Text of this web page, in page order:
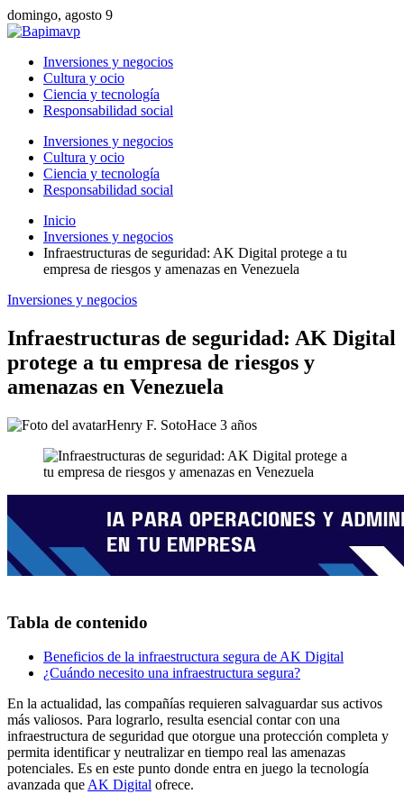
domingo, agosto 9
Inversiones y negocios
Cultura y ocio
Ciencia y tecnología
Responsabilidad social
Inversiones y negocios
Cultura y ocio
Ciencia y tecnología
Responsabilidad social
Inicio
Inversiones y negocios
Infraestructuras de seguridad: AK Digital protege a tu
empresa de riesgos y amenazas en Venezuela
Inversiones y negocios
Infraestructuras de seguridad: AK Digital
protege a tu empresa de riesgos y
amenazas en Venezuela
Henry F. SotoHace 3 años
Tabla de contenido
Beneficios de la infraestructura segura de AK Digital
¿Cuándo necesito una infraestructura segura?
En la actualidad, las compañías requieren salvaguardar sus activos
más valiosos. Para lograrlo, resulta esencial contar con una
infraestructura de seguridad que otorgue una protección completa y
permita identificar y neutralizar en tiempo real las amenazas
potenciales. Es en este punto donde entra en juego la tecnología
avanzada que AK Digital ofrece.